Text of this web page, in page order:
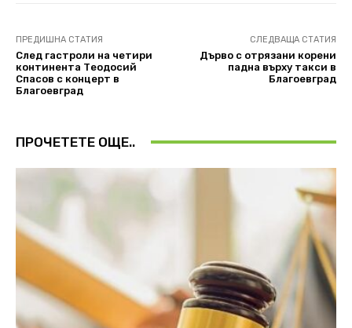
ПРЕДИШНА СТАТИЯ
След гастроли на четири
континента Теодосий
Спасов с концерт в
Благоевград
СЛЕДВАЩА СТАТИЯ
Дърво с отрязани корени
падна върху такси в
Благоевград
ПРОЧЕТЕТЕ ОЩЕ..